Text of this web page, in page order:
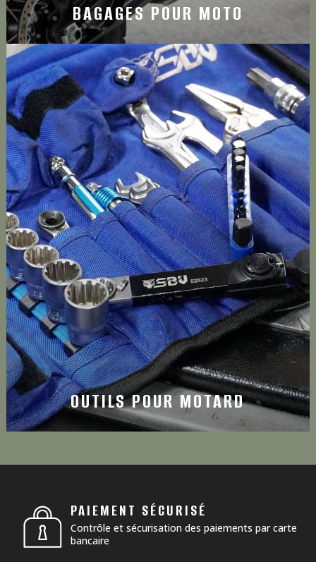
BAGAGES POUR MOTO
OUTILS POUR MOTARD
OUTILS POUR MOTARD
Découvrez les meilleurs outils pour motard de la marque
SBV Tools®
PAIEMENT SÉCURISÉ
Contrôle et sécurisation des paiements par carte
bancaire